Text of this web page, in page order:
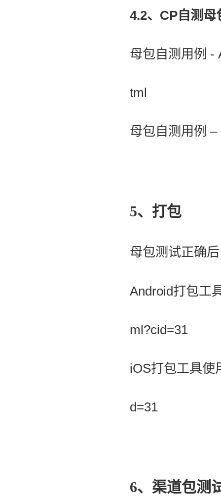
4.2、CP自测母
母包自测用例 -
tml
母包自测用例
5、打包
母包测试正确
Android打包工
ml?cid=31
iOS打包工具使
d=31
6、渠道包测